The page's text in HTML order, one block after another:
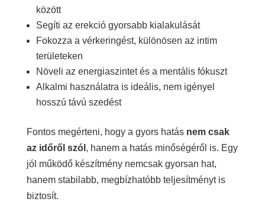
között
Segíti az erekció gyorsabb kialakulását
Fokozza a vérkeringést, különösen az intim
területeken
Növeli az energiaszintet és a mentális fókuszt
Alkalmi használatra is ideális, nem igényel
hosszú távú szedést
Fontos megérteni, hogy a gyors hatás nem csak
az időről szól , hanem a hatás minőségéről is. Egy
jól működő készítmény nemcsak gyorsan hat,
hanem stabilabb, megbízhatóbb teljesítményt is
biztosít.